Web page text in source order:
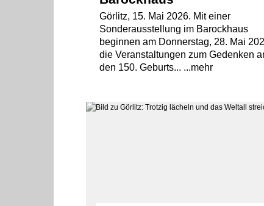
Görlitz, 15. Mai 2026. Mit einer
Sonderausstellung im Barockhaus
beginnen am Donnerstag, 28. Mai
die Veranstaltungen zum Gedenken
den 150. Geburts... ...mehr